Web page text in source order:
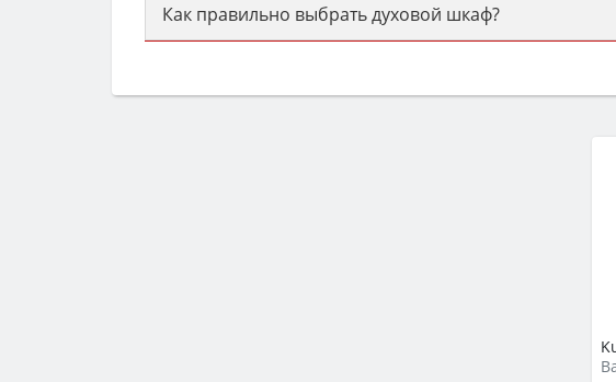
Как правильно выбрать духовой шкаф?
семьи, класс энергопотребления не ниже A и